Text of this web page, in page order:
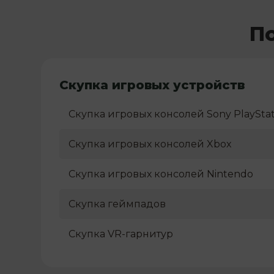
Скупка игровых устройств
Скупка игровых консолей Sony
Скупка игровых консолей Xbox
Скупка игровых консолей Nintendo
Скупка геймпадов
Скупка VR-гарнитур